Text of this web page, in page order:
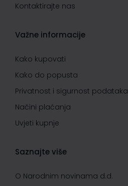
Kontaktirajte nas
Važne informacije
Kako kupovati
Kako do popusta
Privatnost i sigurnost podataka
Načini plaćanja
Uvjeti kupnje
Saznajte više
O Narodnim novinama d.d.